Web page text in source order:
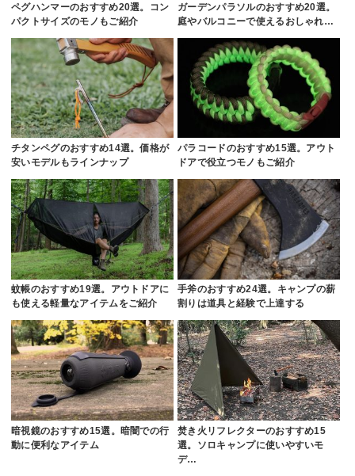
ペグハンマーのおすすめ20選。コン
パクトサイズのモノもご紹介
ガーデンパラソルのおすすめ20選。
庭やバルコニーで使えるおしゃれ…
チタンペグのおすすめ14選。価格が
安いモデルもラインナップ
パラコードのおすすめ15選。アウト
ドアで役立つモノもご紹介
蚊帳のおすすめ19選。アウトドアに
も使える軽量なアイテムをご紹介
手斧のおすすめ24選。キャンプの薪
割りは道具と経験で上達する
暗視鏡のおすすめ15選。暗闇での行
動に便利なアイテム
焚き火リフレクターのおすすめ15
選。ソロキャンプに使いやすいモ
デ…